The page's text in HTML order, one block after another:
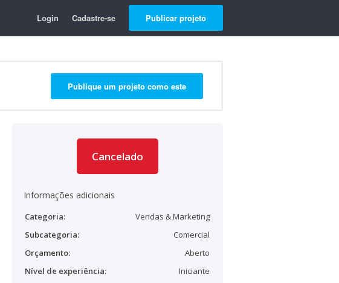
Login Cadastre-se Publicar projeto
Publique um projeto como este
Cancelado
Informações adicionais
Categoria:
Vendas & Marketing
Subcategoria:
Comercial
Orçamento:
Aberto
Nível de experiência:
Iniciante